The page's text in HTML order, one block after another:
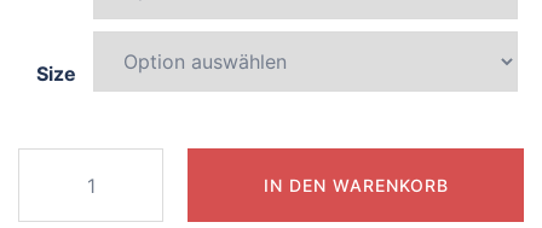
Size
elegant-
IN DEN WARENKORB